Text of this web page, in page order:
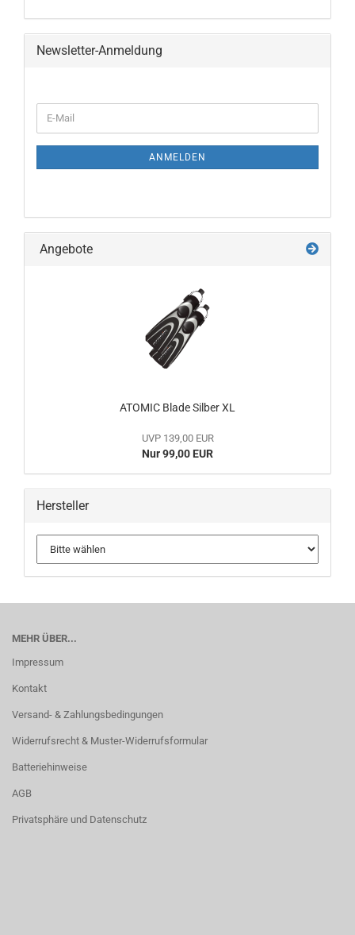
Newsletter-Anmeldung
ZUR
E-
Mail
ANMELDEN
Angebote
ATOMIC Blade Silber XL
UVP 139,00 EUR
Nur 99,00 EUR
Hersteller
MEHR ÜBER...
Impressum
Kontakt
Versand- & Zahlungsbedingungen
Widerrufsrecht & Muster-Widerrufsformular
Batteriehinweise
AGB
Privatsphäre und Datenschutz